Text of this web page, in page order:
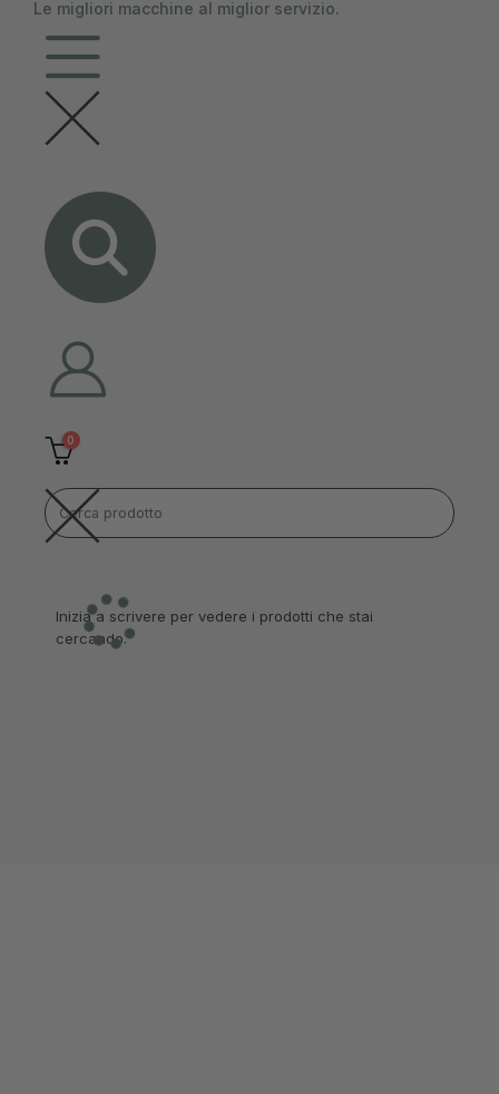
contenuto
Le migliori macchine al miglior servizio.
0
Inizia a scrivere per vedere i prodotti che stai
cercando.